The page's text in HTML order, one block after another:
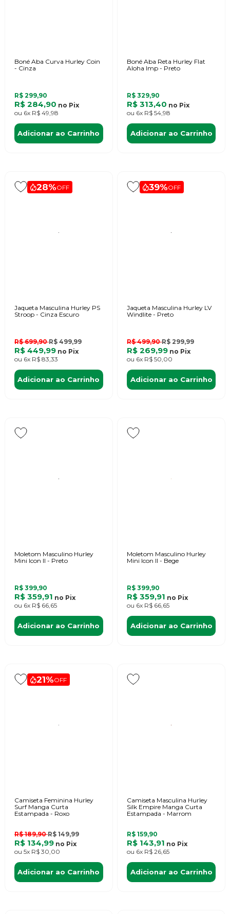
Boné Aba Curva Hurley Coin
- Cinza
R$ 299,90
R$ 284,90 no Pix
ou 6x R$ 49,98
Adicionar ao Carrinho
Boné Aba Reta Hurley Flat
Aloha Imp - Preto
R$ 329,90
R$ 313,40 no Pix
ou 6x R$ 54,98
Adicionar ao Carrinho
28%OFF
Jaqueta Masculina Hurley PS
Stroop - Cinza Escuro
R$ 699,90R$ 499,99
R$ 449,99 no Pix
ou 6x R$ 83,33
Adicionar ao Carrinho
39%OFF
Jaqueta Masculina Hurley LV
Windlite - Preto
R$ 499,90R$ 299,99
R$ 269,99 no Pix
ou 6x R$ 50,00
Adicionar ao Carrinho
Moletom Masculino Hurley
Mini Icon II - Preto
R$ 399,90
R$ 359,91 no Pix
ou 6x R$ 66,65
Adicionar ao Carrinho
Moletom Masculino Hurley
Mini Icon II - Bege
R$ 399,90
R$ 359,91 no Pix
ou 6x R$ 66,65
Adicionar ao Carrinho
21%OFF
Camiseta Feminina Hurley
Surf Manga Curta
Estampada - Roxo
R$ 189,90R$ 149,99
R$ 134,99 no Pix
ou 5x R$ 30,00
Adicionar ao Carrinho
Camiseta Masculina Hurley
Silk Empire Manga Curta
Estampada - Marrom
R$ 159,90
R$ 143,91 no Pix
ou 6x R$ 26,65
Adicionar ao Carrinho